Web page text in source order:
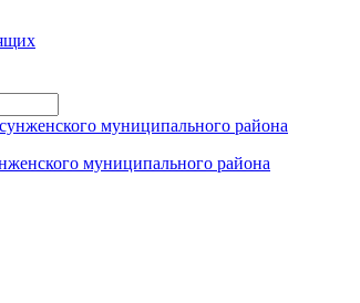
муниципального района